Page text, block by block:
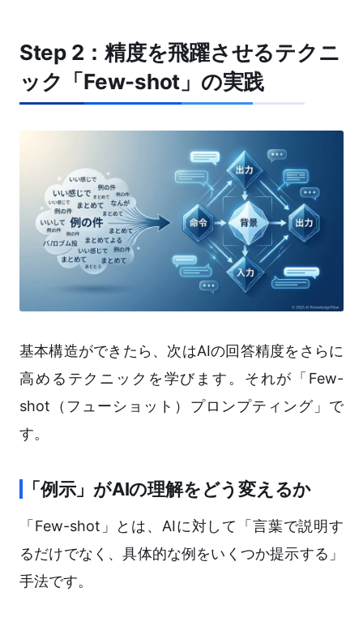
Step 2：精度を飛躍させるテクニ
ック「Few-shot」の実践
基本構造ができたら、次はAIの回答精度をさらに
高めるテクニックを学びます。それが「Few-
shot（フューショット）プロンプティング」で
す。
「例示」がAIの理解をどう変えるか
「Few-shot」とは、AIに対して「言葉で説明す
るだけでなく、具体的な例をいくつか提示する」
手法です。